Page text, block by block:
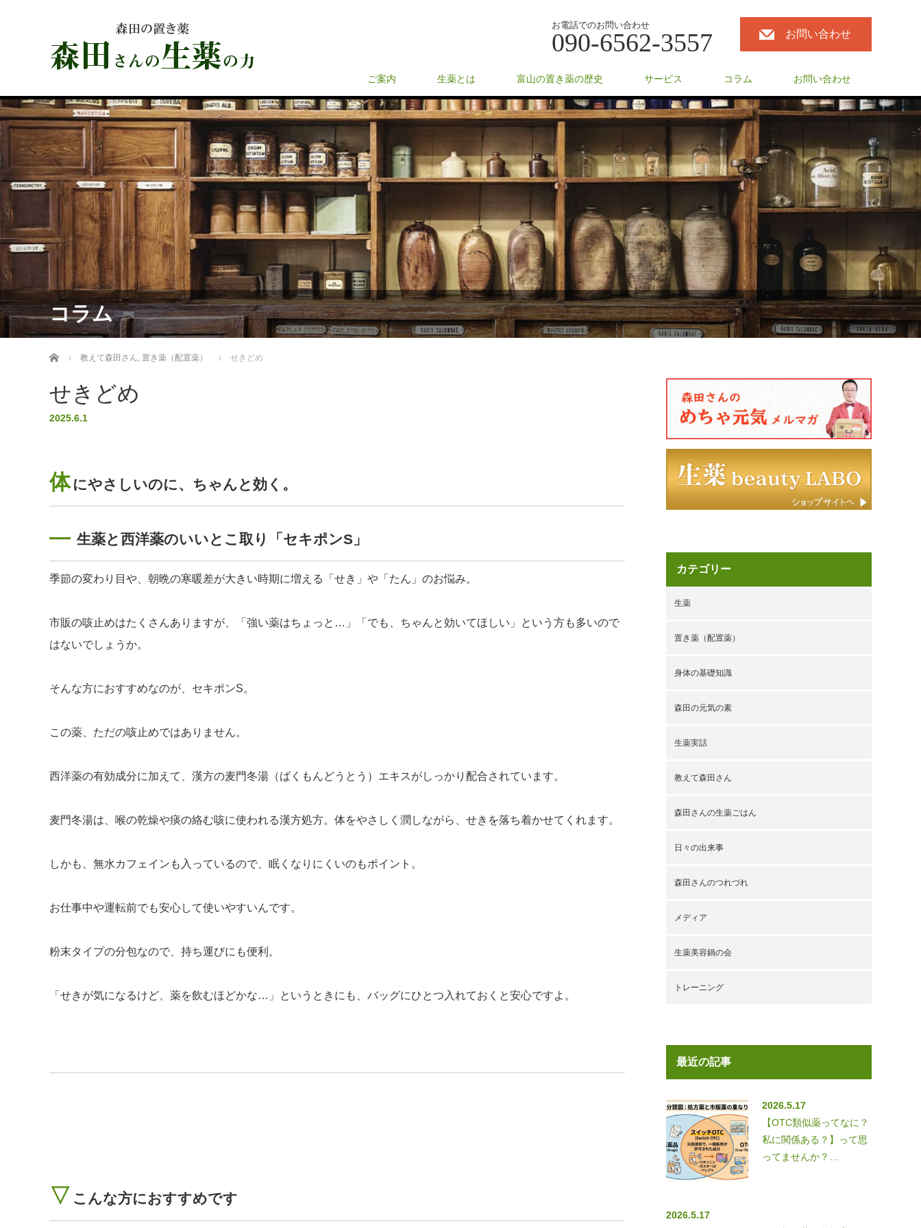
お電話でのお問い合わせ
090-6562-3557 お問い合わせ
ご案内 生薬とは 富山の置き薬の歴史 サービス コラム お問い合わせ
コラム
ホーム 教えて森田さん 置き薬（配置薬） せきどめ
せきどめ
2025.6.1
体 にやさしいのに、ちゃんと効く。
― 生薬と西洋薬のいいとこ取り「セキポンS」
季節の変わり目や、朝晩の寒暖差が大きい時期に増える「せき」や「たん」のお悩み。
市販の咳止めはたくさんありますが、「強い薬はちょっと…」「でも、ちゃんと効いてほしい」という方も多いので
はないでしょうか。
そんな方におすすめなのが、 セキポンS。
この薬、ただの咳止めではありません。
西洋薬の有効成分に加えて、 漢方の麦門冬湯（ばくもんどうとう）エキスがしっかり配合されています。
麦門冬湯は、喉の乾燥や痰の絡む咳に使われる漢方処方。体をやさしく潤しながら、せきを落ち着かせてくれます。
しかも、無水カフェインも入っているので、 眠くなりにくいのもポイント。
お仕事中や運転前でも安心して使いやすいんです。
粉末タイプの分包なので、持ち運びにも便利。
「せきが気になるけど、薬を飲むほどかな…」というときにも、バッグにひとつ入れておくと安心ですよ。
▽ こんな方におすすめです
カテゴリー
生薬
置き薬（配置薬）
身体の基礎知識
森田の元気の素
生薬実話
教えて森田さん
森田さんの生薬ごはん
日々の出来事
森田さんのつれづれ
メディア
生薬美容鍋の会
トレーニング
最近の記事
2026.5.17
【OTC類似薬ってなに？
私に関係ある？】って思
ってませんか？…
2026.5.17